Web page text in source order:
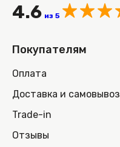
4.6 из 5
Покупателям
Оплата
Доставка и самовывоз
Trade-in
Отзывы